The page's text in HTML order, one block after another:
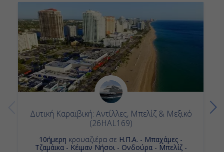
10ημερες Κρουαζιερες
Κρουαζιερες Φορτ Λοvτερντεϊλ
Κρουαζιερες Τζαμαικα
Δυτική Καραϊβική: Αντίλλες, Μπελίζ & Μεξικό
(26HAL169)
10ήμερη κρουαζιέρα σε Η.Π.Α. - Μπαχάμες -
Τζαμάικα - Κέιμαν Νήσοι - Ονδούρα - Μπελίζ -